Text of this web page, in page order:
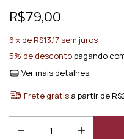
R$79,00
6 x deR$13,17 sem juros
5% de descontopagando
Ver mais detalhes
Frete grátis a partir de